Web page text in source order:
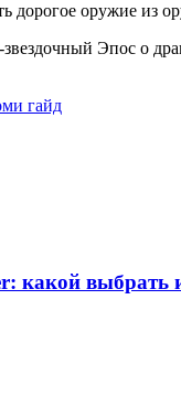
дорогое оружие из
Эпос о
гайд
какой выбрать